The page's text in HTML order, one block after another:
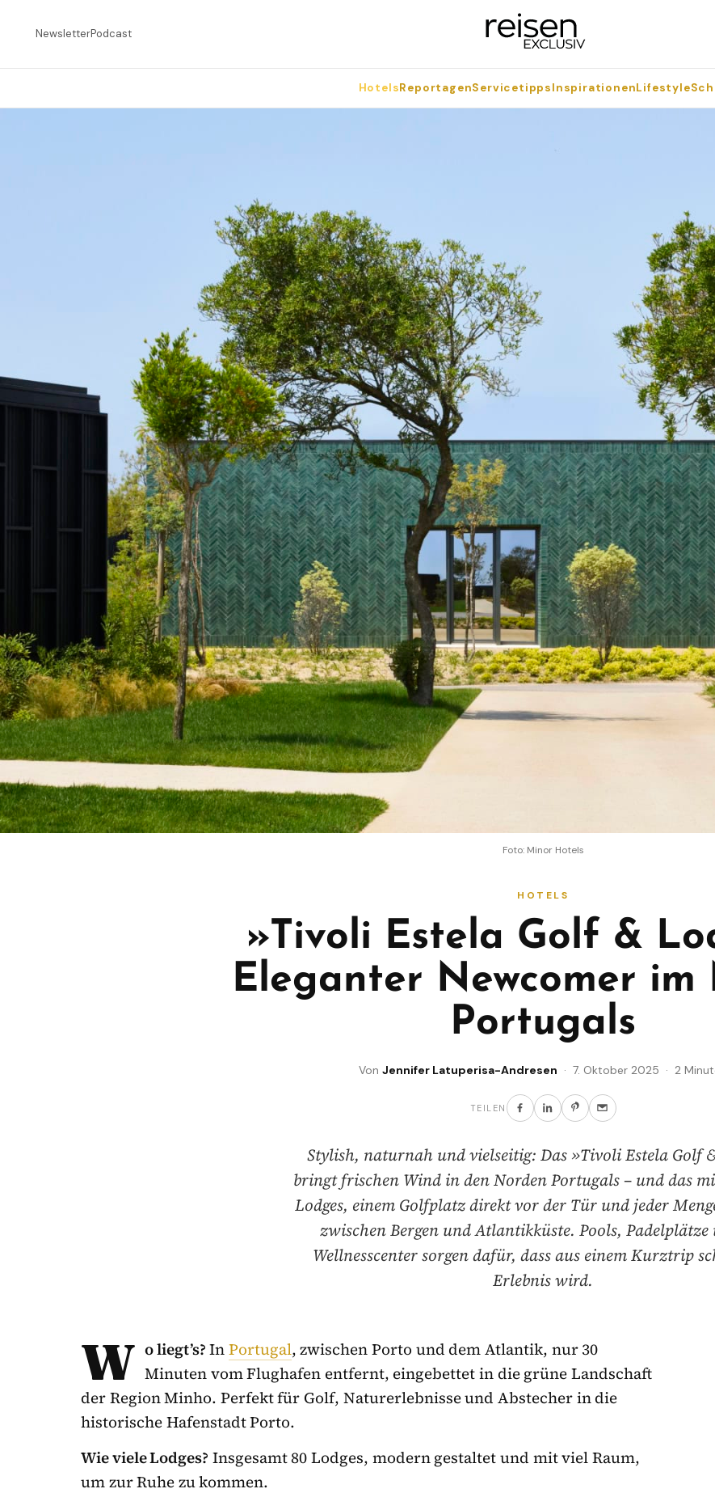
NewsletterPodcast
HotelsReportagenServicetippsInspirationenLifestyle
Foto: Minor Hotels
HOTELS
»Tivoli Estela Golf &
Eleganter Newcomer im
Portugals
Von Jennifer Latuperisa-Andresen · 7. Oktober 2025 · 2
TEILEN
Stylish, naturnah und vielseitig: Das »Tivoli Estela Golf
bringt frischen Wind in den Norden Portugals – und das
Lodges, einem Golfplatz direkt vor der Tür und jeder
zwischen Bergen und Atlantikküste. Pools, Padelplätze
Wellnesscenter sorgen dafür, dass aus einem Kurztrip
Erlebnis wird.
W o liegt’s?InPortugal, zwischen Porto und dem Atlantik, nur 30
Minuten vom Flughafen entfernt, eingebettet in die grüne Landschaft
der Region Minho. Perfekt für Golf, Naturerlebnisse und Abstecher in die
historische Hafenstadt Porto.
Wie viele Lodges? Insgesamt 80 Lodges, modern gestaltet und mit viel Raum,
um zur Ruhe zu kommen.